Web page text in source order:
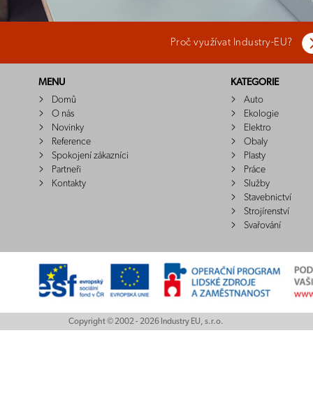
Proč využívat Industry-EU?
MENU
Domů
O nás
Novinky
Reference
Spokojení zákazníci
Partneři
Kontakty
KATEGORIE
Auto
Ekologie
Elektro
Obaly
Plasty
Práce
Služby
Stavebnictví
Strojírenství
Svařování
Copyright © 2002 - 2026 Industry EU, s.r.o.